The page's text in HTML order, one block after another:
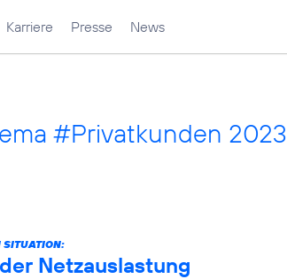
Karriere Presse News
#Privatkunden 2023
SITUATION:
Netzauslastung